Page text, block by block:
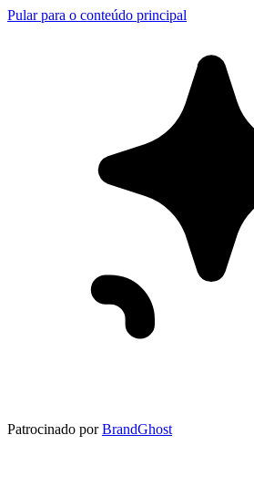
Pular para o conteúdo principal
Patrocinado por BrandGhost